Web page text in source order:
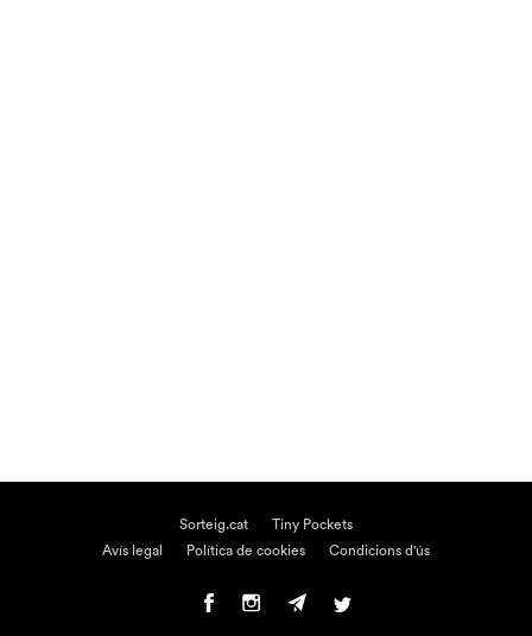
Sorteig.cat
Tiny Pockets
Avís legal
Política de cookies Condicions d'ús